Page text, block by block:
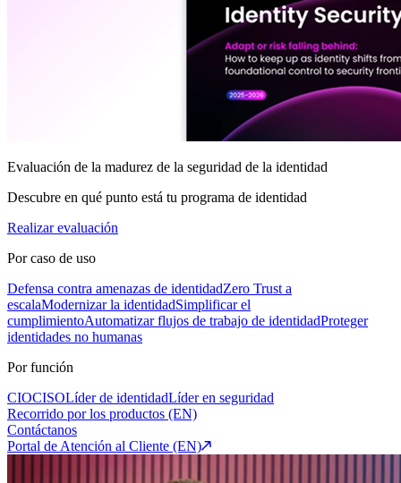
Evaluación de la madurez de la seguridad de la identidad
Descubre en qué punto está tu programa de identidad
Realizar evaluación
Por caso de uso
Defensa contra amenazas de identidadZero Trust a
escalaModernizar la identidadSimplificar el
cumplimientoAutomatizar flujos de trabajo de identidadProteger
identidades no humanas
Por función
CIOCISOLíder de identidadLíder en seguridad
Recorrido por los productos (EN)
Contáctanos
Portal de Atención al Cliente (EN)